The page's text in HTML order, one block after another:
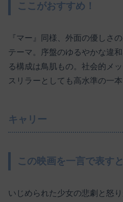
ここがおすすめ！
『マー』同様、外面の優しさ
テーマ。序盤のゆるやかな違
る構成は鳥肌もの。社会的メ
スリラーとしても高水準の一本
キャリー
この映画を一言で表す
いじめられた少女の悲劇と怒